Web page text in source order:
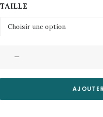
TAILLE
Doudoune
Mermaid